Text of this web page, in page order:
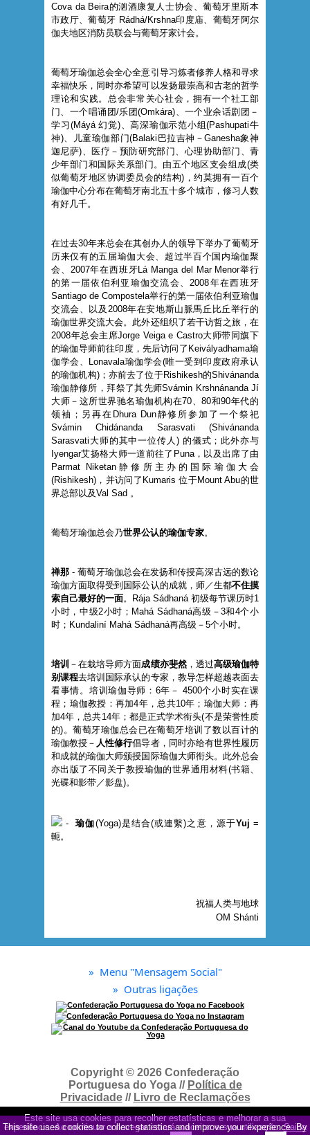
Este site usa cookies para recolher estatísticas e melhorar a sua
experiência. Ao continuar a navegar estará a aceitar a sua utilização.Saiba
Cova da Beira的汹酒康复人士协会、葡萄牙里斯本
市政厅、葡萄牙 Rádhá/Krshna印度庙、葡萄牙阿尔
伽夫地区消防员联会与葡萄牙家计会。
葡萄牙瑜伽总会全心全意引导习炼者修养人格和寻求
幸福快乐，同时亦希望可以发扬最崇高和古老的哲学
理论和实践。总会非常关心社会，拥有一个社工部
门、一个唱诵团/乐团(Omkára)、一个业余话剧团－
学习(Máyá 幻觉)、高深瑜伽示范小组(Pashupati牛
神)、儿童瑜伽部门(Balaki巴拉吉神－Ganesha象神
迦尼萨)、医疗－预防研究部门、心理协助部门、青
少年部门和国际关系部门。由五个地区支会组成(类
似葡萄牙地区协调委员会的结构)，约莫拥有一百个
瑜伽中心分布在葡萄牙南北五十多个城市，修习人数
有好几千。
在过去30年来总会在其创办人的领导下举办了葡萄牙
历来仅有的五届瑜伽大会、超过半百个国内瑜伽聚
会、2007年在西班牙Lá Manga del Mar Menor举行
的第一届依伯利亚瑜伽交流会、2008年在西班牙
Santiago de Compostela举行的第一届依伯利亚瑜伽
交流会、以及2008年在安地斯山脈馬丘比丘举行的
瑜伽世界交流大会。此外还组织了若干访哲之旅，在
2008年总会主席Jorge Veiga e Castro大师带同旗下
的瑜伽导师前往印度，先后访问了Keivályadhama瑜
伽学会、Lonavala瑜伽学会(唯一受到印度政府承认
的瑜伽机构)；亦前去了位于Rishikesh的Shivánanda
瑜伽静修所，拜祭了其先师Svámin Krshnánanda Jí
大师－这所世界驰名瑜伽机构在70、80和90年代的
领袖；另再在Dhura Dun静修所参加了一个祭祀
Svámin Chidánanda Sarasvati (Shivánanda
Sarasvati大师的其中一位传人) 的儀式；此外亦与
Iyengar艾扬格大师一道前往了Puna，以及出席了由
Parmat Niketan静修所主办的国际瑜伽大会
(Rishikesh)，并访问了Kumaris 位于Mount Abu的世
界总部以及Val Sad 。
葡萄牙瑜伽总会乃世界公认的瑜伽专家。
禅那 - 葡萄牙瑜伽总会在发扬和传授高深古远的数论
瑜伽方面取得受到国际公认的成就，师／生都不住摸
索自己最好的一面。Rája Sádhaná 初级每节课历时1
小时，中级2小时；Mahá Sádhaná高级－3和4个小
时；Kundaliní Mahá Sádhaná再高级－5个小时。
培训 －在栽培导师方面成绩亦斐然，透过高级瑜伽特
别课程去培训国际承认的专家，教导怎样超越表面去
看事情。培训瑜伽导师：6年－ 4500个小时实在课
程；瑜伽教授：再加4年，总共10年；瑜伽大师：再
加4年，总共14年；都是正式学术衔头(不是荣誉性质
的)。葡萄牙瑜伽总会已在葡萄牙培训了数以百计的
瑜伽教授－ 人性修行倡导者，同时亦给有世界性履历
和成就的瑜伽大师颁授国际瑜伽大师衔头。此外总会
亦出版了不同关于教授瑜伽的世界通用材料(书籍、
光碟和影带／影盘)。
- 瑜伽(Yoga)是结合(或連繫)之意，源于Yuj=
軛。
祝福人类与地球
OM Shánti
» Menu "Mensagem Social"
» Outras ligações
Copyright © 2026 Confederação
Portuguesa do Yoga // Política de
Privacidade// Livro de Reclamações
This site uses cookies to collect statistics and improve your experience. By